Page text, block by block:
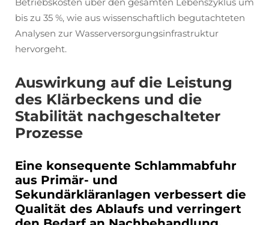
Betriebskosten über den gesamten Lebenszyklus um
bis zu 35 %, wie aus wissenschaftlich begutachteten
Analysen zur Wasserversorgungsinfrastruktur
hervorgeht.
Auswirkung auf die Leistung
des Klärbeckens und die
Stabilität nachgeschalteter
Prozesse
Eine konsequente Schlammabfuhr
aus Primär- und
Sekundärkläranlagen verbessert die
Qualität des Ablaufs und verringert